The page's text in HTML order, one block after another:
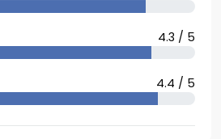
4.3 / 5
4.4 / 5